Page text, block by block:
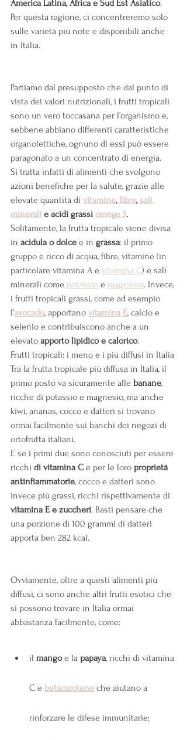
America Latina, Africa e Sud Est Asiatico.
Per questa ragione, ci concentreremo solo
sulle varietà più note e disponibili anche
in Italia.
Partiamo dal presupposto che dal punto di
vista dei valori nutrizionali, i frutti tropicali
sono un vero toccasana per l’organismo e,
sebbene abbiano differenti caratteristiche
organolettiche, ognuno di essi può essere
paragonato a un concentrato di energia.
Si tratta infatti di alimenti che svolgono
azioni benefiche per la salute, grazie alle
elevate quantità di vitamine, fibre, sali
minerali e acidi grassi omega 3.
Solitamente, la frutta tropicale viene divisa
in acidula o dolce e in grassa: il primo
gruppo è ricco di acqua, fibre, vitamine (in
particolare vitamina A e vitamina C) e sali
minerali come potassio e magnesio. Invece,
i frutti tropicali grassi, come ad esempio
l’avocado, apportano vitamina E, calcio e
selenio e contribuiscono anche a un
elevato apporto lipidico e calorico.
Frutti tropicali: i meno e i più diffusi in Italia
Tra la frutta tropicale più diffusa in Italia, il
primo posto va sicuramente alle banane,
ricche di potassio e magnesio, ma anche
kiwi, ananas, cocco e datteri si trovano
ormai facilmente sui banchi dei negozi di
ortofrutta italiani.
E se i primi due sono conosciuti per essere
ricchi di vitamina C e per le loro proprietà
antinfiammatorie, cocco e datteri sono
invece più grassi, ricchi rispettivamente di
vitamina E e zuccheri. Basti pensare che
una porzione di 100 grammi di datteri
apporta ben 282 kcal.
Ovviamente, oltre a questi alimenti più
diffusi, ci sono anche altri frutti esotici che
si possono trovare in Italia ormai
abbastanza facilmente, come:
il mango e la papaya, ricchi di vitamina
C e betacarotene che aiutano a
rinforzare le difese immunitarie;